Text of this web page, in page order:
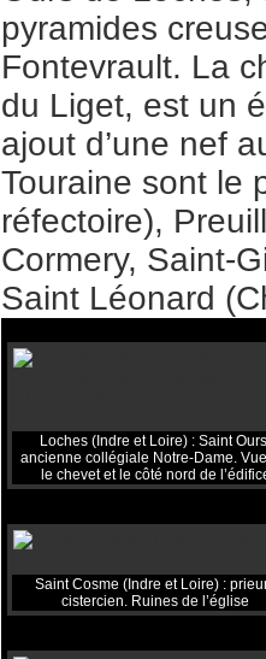
pyramides
Fontevrault. La
du Liget, est un
ajout d’une nef
Touraine sont le
réfectoire),
Cormery, Saint-
Saint Léonard
Loches (Indre et Loire) : Saint
ancienne collégiale Notre-Dame.
le chevet et le côté nord de
Saint Cosme (Indre et Loire) :
cistercien. Ruines de l’église